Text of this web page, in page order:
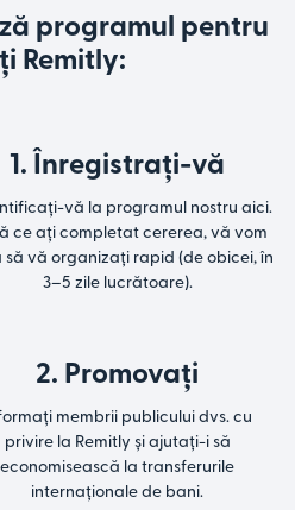
programul pentru
Remitly:
1. Înregistrați-vă
vă la programul nostru aici.
ce ați completat cererea, vă vom
să vă organizați rapid (de obicei, în
3–5 zile lucrătoare).
2. Promovați
membrii publicului dvs. cu
privire la Remitly și ajutați-i să
economisească la transferurile
internaționale de bani.